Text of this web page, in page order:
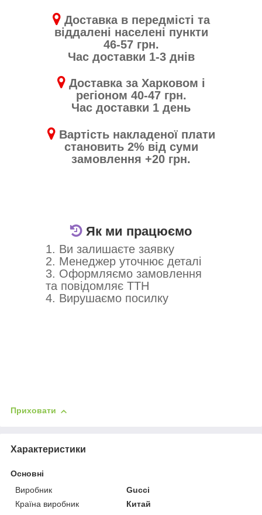
Як ми працюємо
1. Ви залишаєте заявку
2. Менеджер уточнює деталі
3. Оформляємо замовлення
та повідомляє ТТН
4. Вирушаємо посилку
Доставка в передмісті та
віддалені населені пункти
46-57 грн.
Час доставки 1-3 днів
Доставка за Харковом і
регіоном 40-47 грн.
Час доставки 1 день
Вартість накладеної плати
становить 2% від суми
замовлення +20 грн.
Приховати
Характеристики
Основні
Виробник
Gucci
Країна виробник
Китай